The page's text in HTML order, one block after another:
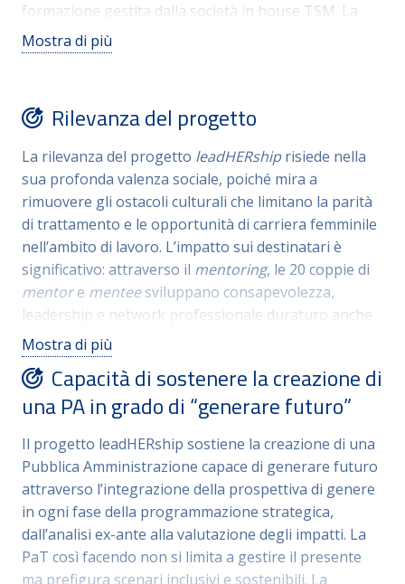
formazione gestita dalla società in house TSM La
congruità dei tempi è assicurata da una
pianificazione chiara che distribuisce l’impegno tra
al coordinamento del personale del Dipartimento
organizzazione, personale e innovazione,
supportato da un gruppo di lavoro multidisciplinare
composto da esperti in materia . Questo approccio
strutturato assicura che il progetto generi valore
pubblico senza gravare eccessivamente sulle risorse
ordinarie. Inoltre, il progetto prevede anche la
creazione di Linee Guida per lo sviluppo e la
scalabilità.
Mostra di più
Rilevanza del progetto
La rilevanza del progetto leadHERshiprisiede nella
sua profonda valenza sociale, poiché mira a
rimuovere gli ostacoli culturali che limitano la parità
di trattamento e le opportunità di carriera femminile
nell’ambito di lavoro. L’impatto sui destinatari è
significativo: attraverso il mentoring, le 20 coppie di
mentore menteesviluppano consapevolezza,
leadership e network professionale duraturo anche
post progetto, potenziando le competenze
gestionali.Oltre alla crescita individuale delle
manager coinvolte, l’iniziativa genera un valore
pubblico che si riflette su tutta l’organizzazione e sul
limita infatti all’ente pubblico, ma si propone come
un modello replicabile per stakeholder locali, comuni
e aziende, promuovendo una cultura dell’inclusione
che rafforza il sistema di welfare territoriale.Il
progetto è volto a garantire benefici duraturi per
quanto riguarda uguaglianza di genere e
Mostra di più
Capacità di sostenere la creazione di
una PA in grado di “generare futuro”
Il progetto leadHERship sostiene la creazione di una
Pubblica Amministrazione capace di generare futuro
attraverso l’integrazione della prospettiva di genere
in ogni fase della programmazione strategica,
dall’analisi ex-ante alla valutazione degli impatti. La
PaT così facendo non si limita a gestire il presente
ma prefigura scenari inclusivi e sostenibili. La